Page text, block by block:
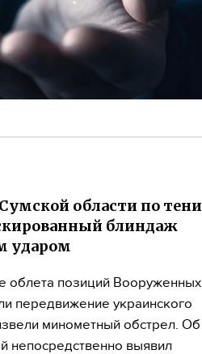
области по тени
блиндаж
ударом
облета позиций Вооруженных
передвижение украинского
минометный обстрел. Об
непосредственно выявил